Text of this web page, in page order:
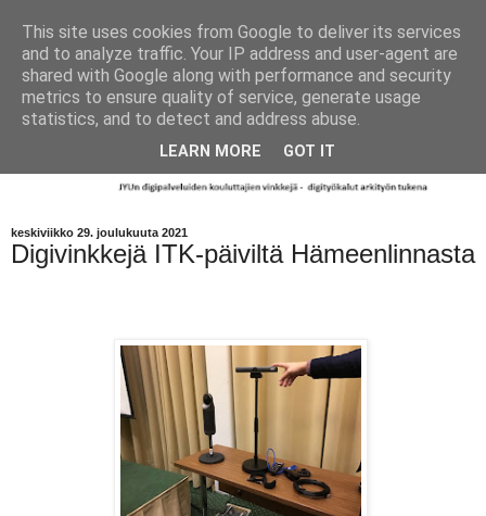
keskiviikko 29. joulukuuta 2021
Digivinkkejä ITK-päiviltä Hämeenlinnasta
This site uses cookies from Google to deliver its services
and to analyze traffic. Your IP address and user-agent are
shared with Google along with performance and security
metrics to ensure quality of service, generate usage
statistics, and to detect and address abuse.
LEARN MORE GOT IT